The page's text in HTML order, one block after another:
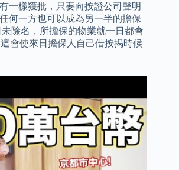
一樣獲批，只要向按證公司聲明
何一方也可以成為另一半的擔保
除名，所擔保的物業就一日都會
這會使來日擔保人自己借按揭時候